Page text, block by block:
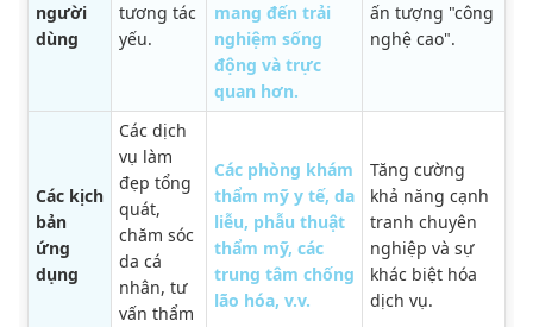
người
dùng
tương tác
yếu.
mang đến trải
nghiệm sống
động và trực
quan hơn.
ấn tượng "công
nghệ cao".
Các kịch
bản
ứng
dụng
Các dịch
vụ làm
đẹp tổng
quát,
chăm sóc
da cá
nhân, tư
vấn thẩm
Các phòng khám
thẩm mỹ y tế, da
liễu, phẫu thuật
thẩm mỹ, các
trung tâm chống
lão hóa, v.v.
Tăng cường
khả năng cạnh
tranh chuyên
nghiệp và sự
khác biệt hóa
dịch vụ.